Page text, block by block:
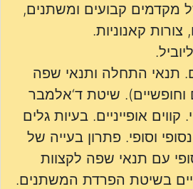
מקדמים קבועים ומשתנים,
צורות קאנוניות.
תנאי התחלה ותנאי שפה
וחופשיים). שיטת ד‘אלמבר
קווים אופייניים. בעיות גלים
וסופי. פתרון בעייה של
עם תנאי שפה לקצוות
בשיטת הפרדת המשתנים.